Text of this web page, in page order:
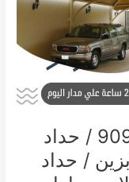
فني حداد الكويت / 90905107 / حداد
/ حداد